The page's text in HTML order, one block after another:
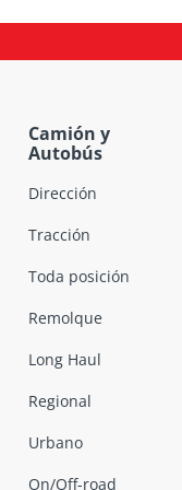
Camión y
Autobús
Dirección
Tracción
Toda posición
Remolque
Long Haul
Regional
Urbano
On/Off-road